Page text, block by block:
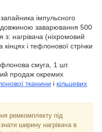
імпульсного
заварювання 500
з: нагрівача (ніхромовий
і тефлонової стрічки
смуга, 1 шт.
продаж окремих
тканини і кільцевих
ремкомплекту під
ширину нагрівача в